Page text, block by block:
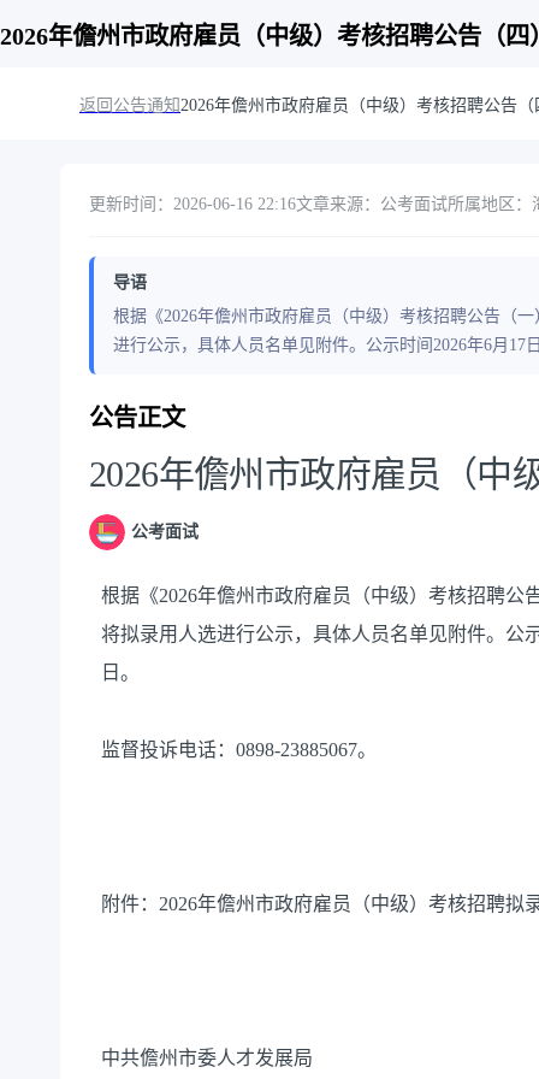
2026年儋州市政府雇员（中级）考核招聘公告（四
返回公告通知2026年儋州市政府雇员（中级）考核招聘公告（
更新时间：2026-06-16 22:16文章来源：公考面试所属地区：
导语
根据《2026年儋州市政府雇员（中级）考核招聘公告（
进行公示，具体人员名单见附件。公示时间2026年6月17
公告正文
2026年儋州市政府雇员（中
公考面试
根据《2026年儋州市政府雇员（中级）考核招聘
将拟录用人选进行公示，具体人员名单见附件。公
日。
监督投诉电话：0898-23885067。
附件：2026年儋州市政府雇员（中级）考核招聘拟
中共儋州市委人才发展局